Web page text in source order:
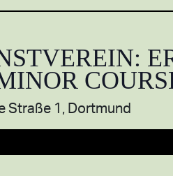
Straße 1, Dortmund